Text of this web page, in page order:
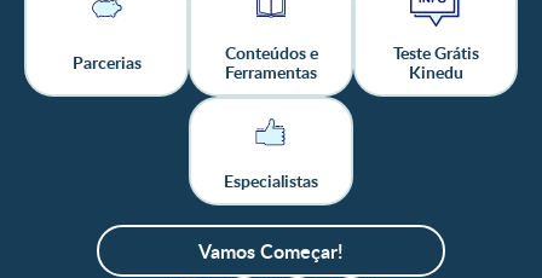
Parcerias
Conteúdos e
Ferramentas
Teste Grátis
Kinedu
Especialistas
Vamos Começar!